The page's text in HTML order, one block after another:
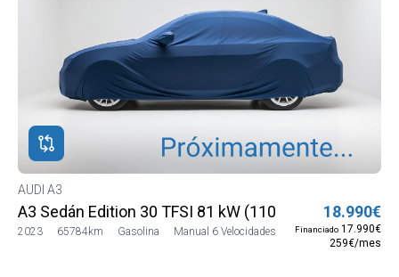
AUDI A3
A3 Sedán Edition 30 TFSI 81 kW (110 CV)
2023 65784km Gasolina Manual 6 Velocidades
18.990€
Financiado 17.990€
259€/mes